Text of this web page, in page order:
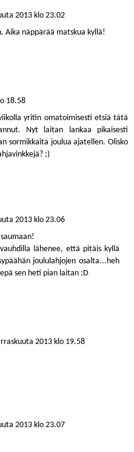
2013 klo 23.02
Aika näppärää matskua kyllä!
18.58
yritin omatoimisesti etsiä tätä
Nyt laitan lankaa pikaisesti
sormikkaita joulua ajatellen. Olisko
;)
2013 klo 23.06
lähenee, että pitäis kyllä
joululahjojen osalta...heh
sen heti pian laitan :D
2013 klo 19.58
2013 klo 23.07